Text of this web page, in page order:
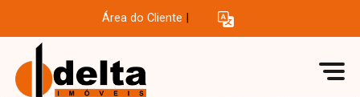
Área do Cliente